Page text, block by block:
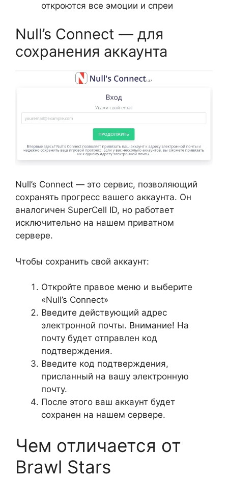
откроются все эмоции и спреи
Null’s Connect — для
сохранения аккаунта
Null’s Connect — это сервис, позволяющий
сохранять прогресс вашего аккаунта. Он
аналогичен SuperCell ID, но работает
исключительно на нашем приватном
сервере.
Чтобы сохранить свой аккаунт:
Откройте правое меню и выберите
«Null’s Connect»
Введите действующий адрес
электронной почты. Внимание! На
почту будет отправлен код
подтверждения.
Введите код подтверждения,
присланный на вашу электронную
почту.
После этого ваш аккаунт будет
сохранен на нашем сервере.
Чем отличается от
Brawl Stars